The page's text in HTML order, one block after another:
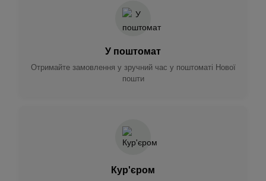
У поштомат
Отримайте замовлення у зручний час у поштоматі Нової
пошти
Кур'єром